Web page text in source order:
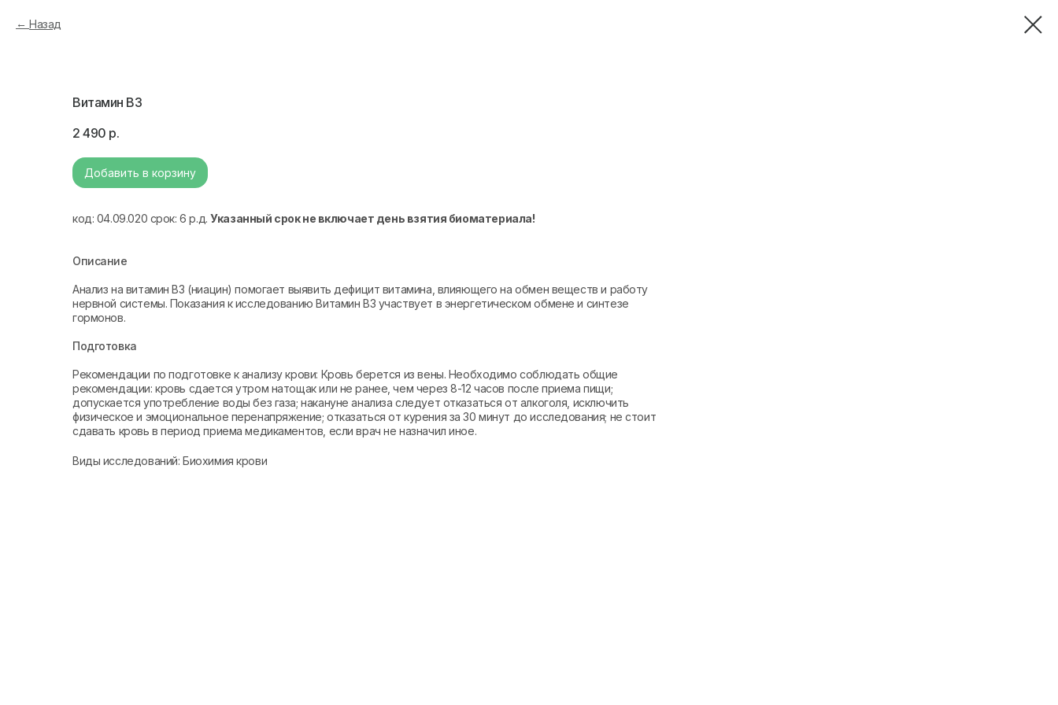
Назад
Витамин B3
2 490 р.
Добавить в корзину
код: 04.09.020 срок: 6 р.д.Указанный срок не включает день взятия биоматериала!
Описание
Анализ на витамин B3 (ниацин) помогает выявить дефицит витамина, влияющего на обмен веществ и работу
нервной системы. Показания к исследованию Витамин B3 участвует в энергетическом обмене и синтезе
гормонов.
Подготовка
Рекомендации по подготовке к анализу крови: Кровь берется из вены. Необходимо соблюдать общие
рекомендации: кровь сдается утром натощак или не ранее, чем через 8-12 часов после приема пищи;
допускается употребление воды без газа; накануне анализа следует отказаться от алкоголя, исключить
физическое и эмоциональное перенапряжение; отказаться от курения за 30 минут до исследования; не стоит
сдавать кровь в период приема медикаментов, если врач не назначил иное.
Виды исследований: Биохимия крови